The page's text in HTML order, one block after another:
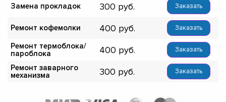
Замена прокладок 300 Заказать
Ремонт кофемолки 400 Заказать
Ремонт термоблока/
пароблока
400 Заказать
Ремонт заварного
механизма
300 Заказать